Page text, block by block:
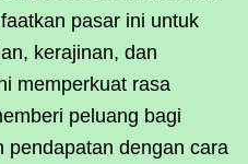
pasar ini untuk
kerajinan, dan
memperkuat rasa
peluang bagi
pendapatan dengan cara